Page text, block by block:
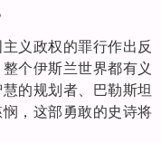
义政权的罪行作出反
个伊斯兰世界都有义
的规划者、巴勒斯坦
，这部勇敢的史诗将